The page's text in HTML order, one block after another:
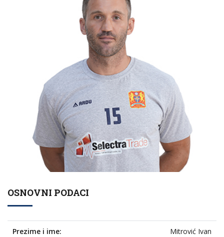
OSNOVNI PODACI
Prezime i ime: Mitrović Ivan